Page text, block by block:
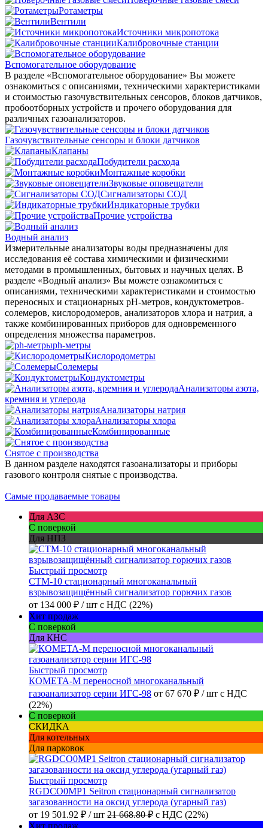
Ротаметры
Вентили
Источники микропотока
Калибровочные станции
Вспомогательное оборудование
В разделе «Вспомогательное оборудование» Вы можете
ознакомиться с описаниями, техническими характеристиками
и стоимостью газочувствительных сенсоров, блоков датчиков,
пробоотборных устройств и прочего оборудования для
различных газоанализаторов.
Газочувствительные сенсоры и блоки датчиков
Клапаны
Побудители расхода
Монтажные коробки
Звуковые оповещатели
Сигнализаторы СОД
Индикаторные трубки
Прочие устройства
Водный анализ
Измерительные анализаторы воды предназначены для
исследования её состава химическими и физическими
методами в промышленных, бытовых и научных целях. В
разделе «Водный анализ» Вы можете ознакомиться с
описаниями, техническими характеристиками и стоимостью
переносных и стационарных рН-метров, кондуктометров-
солемеров, кислородомеров, анализаторов хлора и натрия, а
также комбинированных приборов для одновременного
определения множества параметров.
ph-метры
Кислородометры
Солемеры
Кондуктометры
Анализаторы азота,
кремния и углерода
Анализаторы натрия
Анализаторы хлора
Комбинированные
Снятое с производства
В данном разделе находятся газоанализаторы и приборы
газового контроля снятые с производства.
Самые продаваемые товары
Для АЗС
С поверкой
Для НПЗ
Быстрый просмотр
СТМ-10 стационарный многоканальный
взрывозащищённый сигнализатор горючих газов
от 134 000 ₽ / шт с НДС (22%)
Хит продаж
С поверкой
Для КНС
Быстрый просмотр
КОМЕТА-М переносной многоканальный
газоанализатор серии ИГС-98 от 67 670 ₽ / шт с НДС
(22%)
С поверкой
СКИДКА
Для котельных
Для парковок
Быстрый просмотр
RGDCO0MP1 Seitron стационарный сигнализатор
загазованности на оксид углерода (угарный газ)
от 19 501.92 ₽ / шт 21 668.80 ₽ с НДС (22%)
Хит продаж